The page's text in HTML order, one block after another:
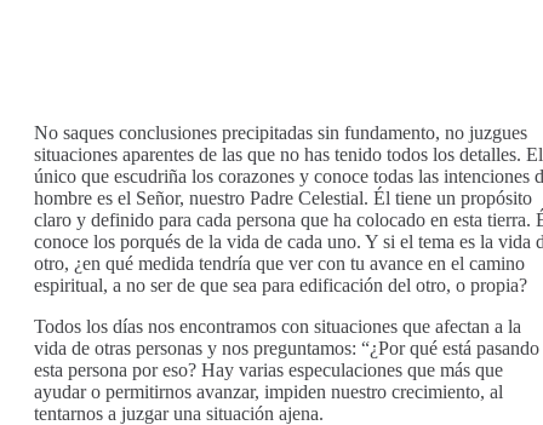
No saques conclusiones precipitadas sin fundamento, no juzgues
situaciones aparentes de las que no has tenido todos los detalles. El
único que escudriña los corazones y conoce todas las intenciones
hombre es el Señor, nuestro Padre Celestial. Él tiene un propósito
claro y definido para cada persona que ha colocado en esta tierra.
conoce los porqués de la vida de cada uno. Y si el tema es la vida
otro, ¿en qué medida tendría que ver con tu avance en el camino
espiritual, a no ser de que sea para edificación del otro, o propia?
Todos los días nos encontramos con situaciones que afectan a la
vida de otras personas y nos preguntamos: “¿Por qué está pasando
esta persona por eso? Hay varias especulaciones que más que
ayudar o permitirnos avanzar, impiden nuestro crecimiento, al
tentarnos a juzgar una situación ajena.